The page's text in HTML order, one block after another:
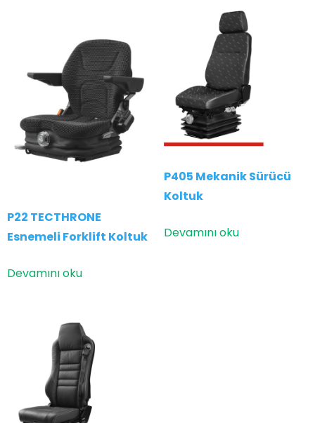
P22 TECTHRONE
Esnemeli Forklift Koltuk
Devamını oku
P405 Mekanik Sürücü
Koltuk
Devamını oku